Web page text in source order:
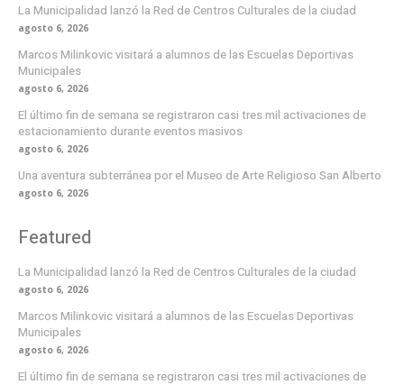
La Municipalidad lanzó la Red de Centros Culturales de la ciudad
agosto 6, 2026
Marcos Milinkovic visitará a alumnos de las Escuelas Deportivas
Municipales
agosto 6, 2026
El último fin de semana se registraron casi tres mil activaciones de
estacionamiento durante eventos masivos
agosto 6, 2026
Una aventura subterránea por el Museo de Arte Religioso San Alberto
agosto 6, 2026
Featured
La Municipalidad lanzó la Red de Centros Culturales de la ciudad
agosto 6, 2026
Marcos Milinkovic visitará a alumnos de las Escuelas Deportivas
Municipales
agosto 6, 2026
El último fin de semana se registraron casi tres mil activaciones de